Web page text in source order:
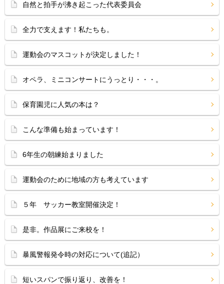
自然と拍手が沸き起こった代表委員会
全力で支えます！私たちも。
運動会のマスコットが決定しました！
オペラ、ミニコンサートにうっとり・・・。
保育園児に人気の本は？
こんな準備も始まっています！
6年生の朝練始まりました
運動会のために地域の方も考えています
５年 サッカー教室開催決定！
是非。作品展にご来校を！
暴風警報発令時の対応について(追記）
短いスパンで振り返り、改善を！